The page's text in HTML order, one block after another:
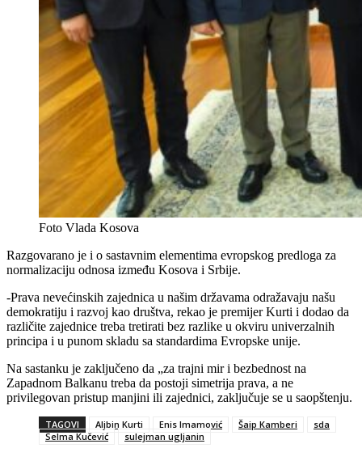
Foto Vlada Kosova
Razgovarano je i o sastavnim elementima evropskog predloga za
normalizaciju odnosa između Kosova i Srbije.
-Prava nevećinskih zajednica u našim državama odražavaju našu
demokratiju i razvoj kao društva, rekao je premijer Kurti i dodao da
različite zajednice treba tretirati bez razlike u okviru univerzalnih
principa i u punom skladu sa standardima Evropske unije.
Na sastanku je zaključeno da „za trajni mir i bezbednost na
Zapadnom Balkanu treba da postoji simetrija prava, a ne
privilegovan pristup manjini ili zajednici, zaključuje se u saopštenju.
TAGOVI Aljbin Kurti Enis Imamović Šaip Kamberi
sda
Selma Kučević
sulejman ugljanin